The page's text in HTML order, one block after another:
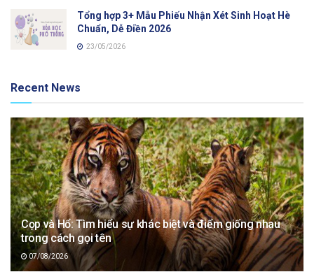
Tổng hợp 3+ Mẫu Phiếu Nhận Xét Sinh Hoạt Hè
Chuẩn, Dễ Điền 2026
23/05/2026
Recent News
Cọp và Hổ: Tìm hiểu sự khác biệt và điểm giống nhau
trong cách gọi tên
07/08/2026